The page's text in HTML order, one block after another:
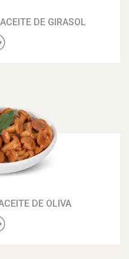
DE GIRASOL
DE OLIVA